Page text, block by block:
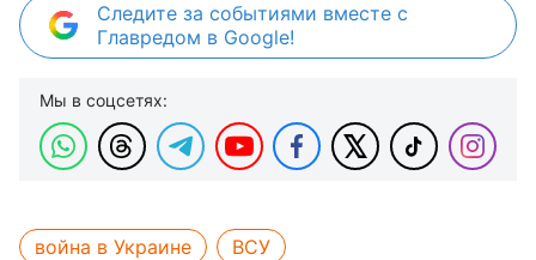
Следите за событиями вместе с
Главредом в Google!
Мы в соцсетях:
война в Украине
ВСУ